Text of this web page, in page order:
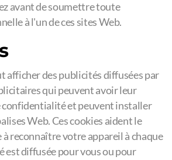
avant de soumettre toute
à l'un de ces sites Web.
afficher des publicités diffusées par
qui peuvent avoir leur
et peuvent installer
Web. Ces cookies aident le
reconnaître votre appareil à chaque
est diffusée pour vous ou pour